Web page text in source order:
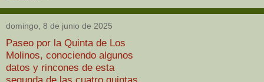
domingo, 8 de junio de 2025
Paseo por la Quinta de Los
Molinos, conociendo algunos
datos y rincones de esta
segunda de las cuatro quintas